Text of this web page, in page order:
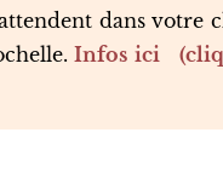
dans votre
Infos ici